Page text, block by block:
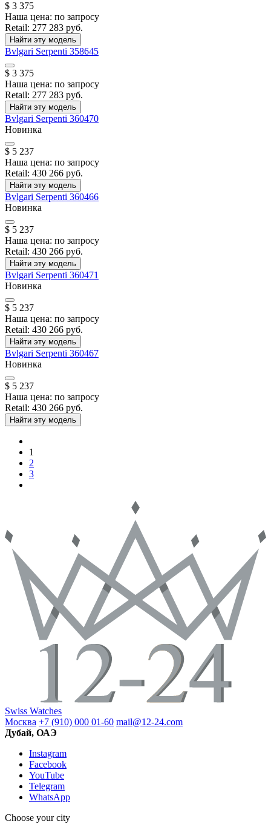
$ 3 375
Наша цена: по запросу
Retail: 277 283 руб.
Найти эту модель
Bvlgari Serpenti 358645
$ 3 375
Наша цена: по запросу
Retail: 277 283 руб.
Найти эту модель
Bvlgari Serpenti 360470
Новинка
$ 5 237
Наша цена: по запросу
Retail: 430 266 руб.
Найти эту модель
Bvlgari Serpenti 360466
Новинка
$ 5 237
Наша цена: по запросу
Retail: 430 266 руб.
Найти эту модель
Bvlgari Serpenti 360471
Новинка
$ 5 237
Наша цена: по запросу
Retail: 430 266 руб.
Найти эту модель
Bvlgari Serpenti 360467
Новинка
$ 5 237
Наша цена: по запросу
Retail: 430 266 руб.
Найти эту модель
1
2
3
Swiss Watches
Москва +7 (910) 000 01-60 mail@12-24.com
Дубай, ОАЭ
Instagram
Facebook
YouTube
Telegram
WhatsApp
Choose your city